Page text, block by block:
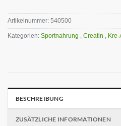
Artikelnummer: 540500
Kategorien: Sportnahrung , Creatin ,
BESCHREIBUNG
ZUSÄTZLICHE INFORMATIONEN